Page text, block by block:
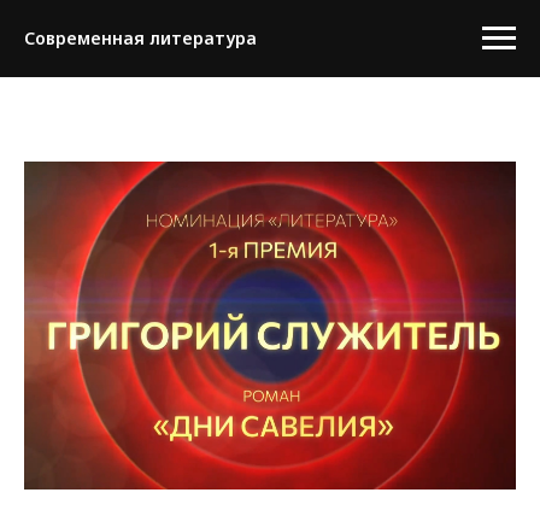
Современная литература